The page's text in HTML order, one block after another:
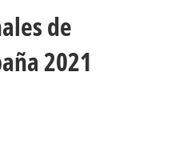
de
2021